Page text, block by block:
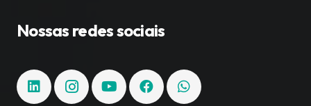
Nossas redes sociais